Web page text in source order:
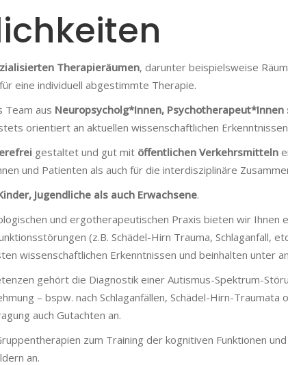
Therapieräumen, darunter beispielsweise
eine individuell abgestimmte Therapie.
Team aus Neuropsycholg*Innen,
orientiert an aktuellen wissenschaftlichen
gestaltet und gut mit öffentlichen Verkehrsmitteln
und Patienten als auch für die interdisziplinäre
Jugendliche als auch Erwachsene.
und ergotherapeutischen Praxis bieten wir
(z.B. Schädel-Hirn Trauma, Schlaganfall,
wissenschaftlichen Erkenntnissen und beinhalten
gehört die Diagnostik einer Autismus-Spektrum-
– bspw. nach Schlaganfällen, Schädel-Hirn-
auch Gutachten an.
zum Training der kognitiven Funktionen
an.